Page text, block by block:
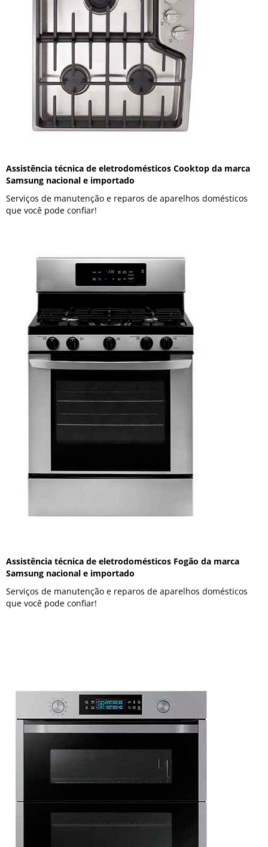
Assistência técnica de eletrodomésticos Cooktop da marca
Samsung nacional e importado
Serviços de manutenção e reparos de aparelhos domésticos
que você pode confiar!
Assistência técnica de eletrodomésticos Fogão da marca
Samsung nacional e importado
Serviços de manutenção e reparos de aparelhos domésticos
que você pode confiar!